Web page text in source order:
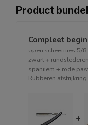
Product
Compleet
open scheermes 5/
zwart+
spanriem + rode
Rubberen
+